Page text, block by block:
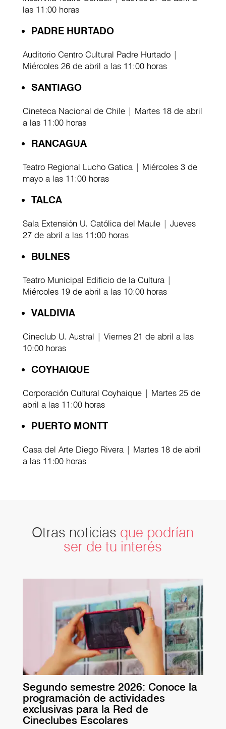
las 11:00 horas
PADRE HURTADO
Auditorio Centro Cultural Padre Hurtado |
Miércoles 26 de abril a las 11:00 horas
SANTIAGO
Cineteca Nacional de Chile | Martes 18 de abril
a las 11:00 horas
RANCAGUA
Teatro Regional Lucho Gatica | Miércoles 3 de
mayo a las 11:00 horas
TALCA
Sala Extensión U. Católica del Maule | Jueves
27 de abril a las 11:00 horas
BULNES
Teatro Municipal Edificio de la Cultura |
Miércoles 19 de abril a las 10:00 horas
VALDIVIA
Cineclub U. Austral | Viernes 21 de abril a las
10:00 horas
COYHAIQUE
Corporación Cultural Coyhaique | Martes 25 de
abril a las 11:00 horas
PUERTO MONTT
Casa del Arte Diego Rivera | Martes 18 de abril
a las 11:00 horas
Otras noticias que podrían
ser de tu interés
Segundo semestre 2026: Conoce la
programación de actividades
exclusivas para la Red de
Cineclubes Escolares